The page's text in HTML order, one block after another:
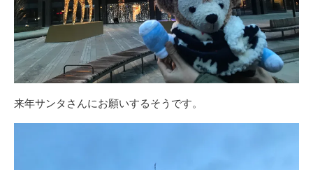
来年サンタさんにお願いするそうです。